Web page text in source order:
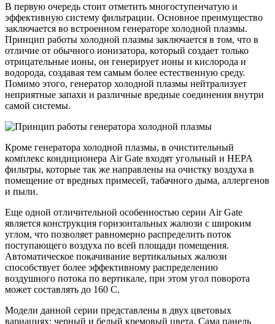
В первую очередь стоит отметить многоступенчатую и
эффективную систему фильтрации. Основное преимущество
заключается во встроенном генераторе холодной плазмы.
Принцип работы холодной плазмы заключается в том, что в
отличие от обычного ионизатора, который создает только
отрицательные ионы, он генерирует ионы и кислорода и
водорода, создавая тем самым более естественную среду.
Помимо этого, генератор холодной плазмы нейтрализует
неприятные запахи и различные вредные соединения внутри
самой системы.
Кроме генератора холодной плазмы, в очистительный
комплекс кондиционера Air Gate входят угольный и HEPA
фильтры, которые так же направлены на очистку воздуха в
помещение от вредных примесей, табачного дыма, аллергенов
и пыли.
Еще одной отличительной особенностью серии Air Gate
является конструкция горизонтальных жалюзи с широким
углом, что позволяет равномерно распределить поток
поступающего воздуха по всей площади помещения.
Автоматическое покачивание вертикальных жалюзи
способствует более эффективному распределению
воздушного потока по вертикале, при этом угол поворота
может составлять до 160 С.
Модели данной серии представлены в двух цветовых
вариациях: черный и белый кремовый цвета. Сама панель